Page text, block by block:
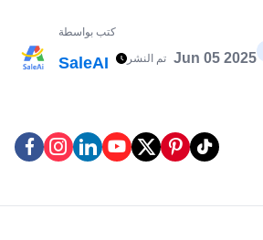
كتب بواسطة
SaleAI تم النشر Jun 05 2025